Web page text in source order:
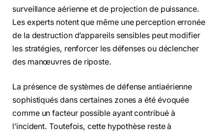
surveillance aérienne et de projection de puissance.
Les experts notent que même une perception erronée
de la destruction d’appareils sensibles peut modifier
les stratégies, renforcer les défenses ou déclencher
des manœuvres de riposte.
La présence de systèmes de défense antiaérienne
sophistiqués dans certaines zones a été évoquée
comme un facteur possible ayant contribué à
l’incident. Toutefois, cette hypothèse reste à